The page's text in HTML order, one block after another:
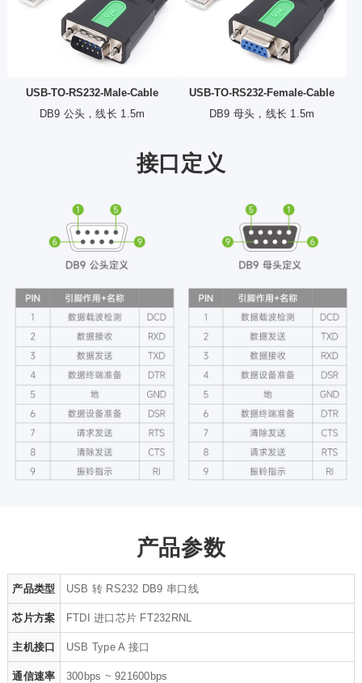
USB-TO-RS232-Male-Cable
DB9 公头，线长 1.5m
USB-TO-RS232-Female-Cable
DB9 母头，线长 1.5m
接口定义
产品参数
产品类型 USB 转 RS232 DB9 串口线
芯片方案 FTDI 进口芯片 FT232RNL
主机接口 USB Type A 接口
通信速率 300bps ~ 921600bps